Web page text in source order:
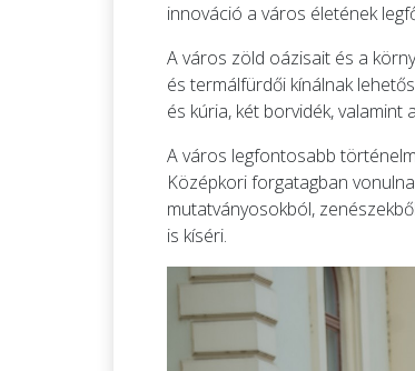
innováció a város életének
A város zöld oázisait és a
és termálfürdői kínálnak
és kúria, két borvidék,
A város legfontosabb
Középkori forgatagban
mutatványosokból,
is kíséri.